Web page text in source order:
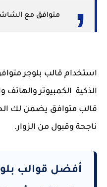
متوافق مع
استخدام قالب بلوجر
الذكية الكمبيوتر
قالب متوافق يضمن لك
ناجحة وقبول من الزوار.
أفضل قوالب